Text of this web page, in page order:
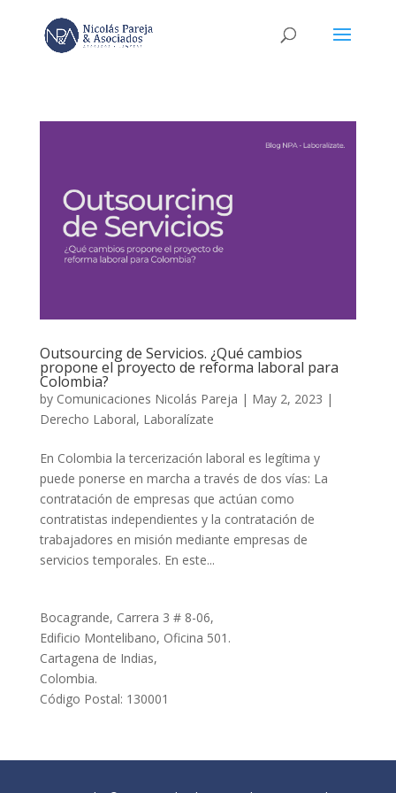
Outsourcing de Servicios. ¿Qué cambios
propone el proyecto de reforma laboral para
Colombia?
by Comunicaciones Nicolás Pareja | May 2, 2023 |
Derecho Laboral, Laboralízate
En Colombia la tercerización laboral es legítima y
puede ponerse en marcha a través de dos vías: La
contratación de empresas que actúan como
contratistas independientes y la contratación de
trabajadores en misión mediante empresas de
servicios temporales. En este...
Bocagrande, Carrera 3 # 8-06,
Edificio Montelibano, Oficina 501.
Cartagena de Indias,
Colombia.
Código Postal: 130001